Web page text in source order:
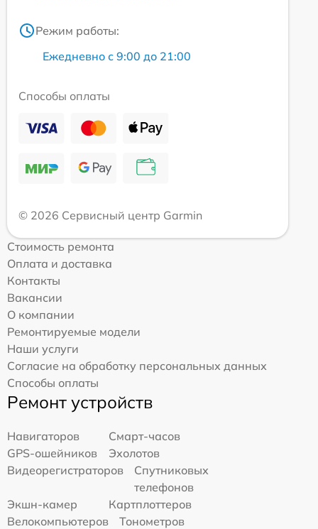
Режим работы:
Ежедневно с 9:00 до 21:00
Способы оплаты
© 2026 Сервисный центр Garmin
Стоимость ремонта
Оплата и доставка
Контакты
Вакансии
О компании
Ремонтируемые модели
Наши услуги
Согласие на обработку персональных данных
Способы оплаты
Ремонт устройств
Навигаторов
Смарт-часов
GPS-ошейников
Эхолотов
Видеорегистраторов
Спутниковых
телефонов
Экшн-камер
Картплоттеров
Велокомпьютеров
Тонометров